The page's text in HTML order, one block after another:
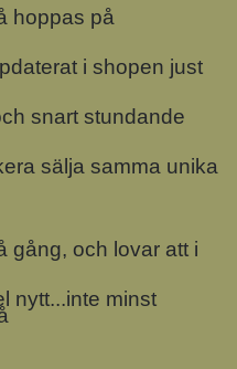
hoppas på
i shopen just
snart stundande
sälja samma unika
gång, och lovar att i
nytt...inte minst